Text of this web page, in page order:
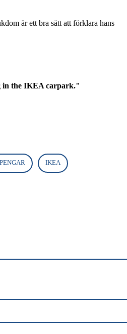
är ett bra sätt att förklara hans
in the IKEA carpark."
IKEA